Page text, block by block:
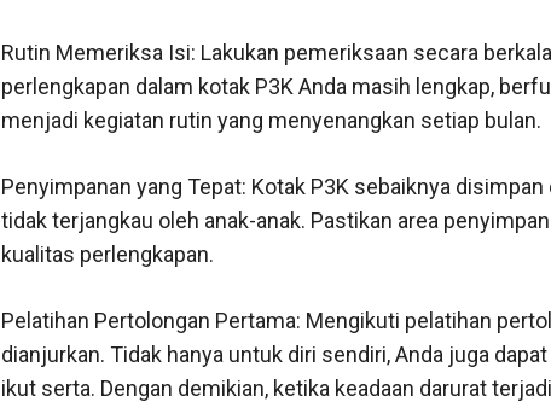
Rutin Memeriksa Isi: Lakukan pemeriksaan secara
perlengkapan dalam kotak P3K Anda masih lengkap,
menjadi kegiatan rutin yang menyenangkan setiap bulan.
Penyimpanan yang Tepat: Kotak P3K sebaiknya
tidak terjangkau oleh anak-anak. Pastikan area
kualitas perlengkapan.
Pelatihan Pertolongan Pertama: Mengikuti pelatihan
dianjurkan. Tidak hanya untuk diri sendiri, Anda juga
ikut serta. Dengan demikian, ketika keadaan darurat